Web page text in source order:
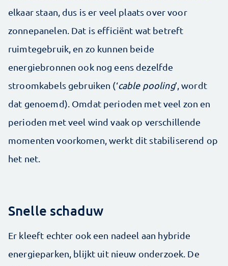
elkaar staan, dus is er veel plaats over voor
zonnepanelen. Dat is efficiënt wat betreft
ruimtegebruik, en zo kunnen beide
energiebronnen ook nog eens dezelfde
stroomkabels gebruiken (‘cable pooling’, wordt
dat genoemd). Omdat perioden met veel zon en
perioden met veel wind vaak op verschillende
momenten voorkomen, werkt dit stabiliserend op
het net.
Snelle schaduw
Er kleeft echter ook een nadeel aan hybride
energieparken, blijkt uit nieuw onderzoek. De